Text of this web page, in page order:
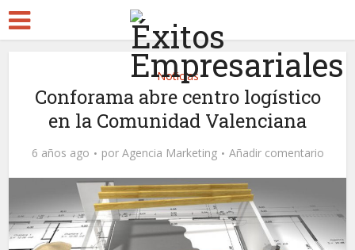
Noticias
Conforama abre centro logístico
en la Comunidad Valenciana
6 años ago por Agencia Marketing Añadir comentario